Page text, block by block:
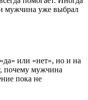
мужчина уже выбрал
или «нет», но и на
почему мужчина
пока не